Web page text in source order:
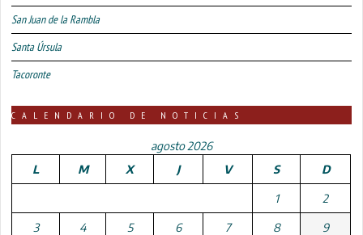
San Juan de la Rambla
Santa Úrsula
Tacoronte
CALENDARIO DE NOTICIAS
agosto 2026
L
M X J V S D
1 2
3 4 5 6 7 8 9